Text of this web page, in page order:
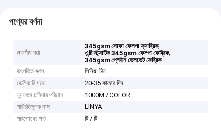
পণ্যের বর্ণনা
লক্ষণীয় করা
345gsm সোফা ফেলপা ফ্যাব্রিক,
এন্টি স্ট্যাটিক 345gsm ফেলপা ফেব্রিক,
345gsm প্লেইন ভেলভেট ফেব্রিক
উৎপত্তি স্থল
লিনিয়া চীন
ডেলিভারি সময়
20-35 কাজের দিন
ন্যূনতম চাহিদার পরিমাণ
1000M / COLOR
পরিচিতিমুলক নাম
LINYA
পরিশোধের শর্ত
টি / টি